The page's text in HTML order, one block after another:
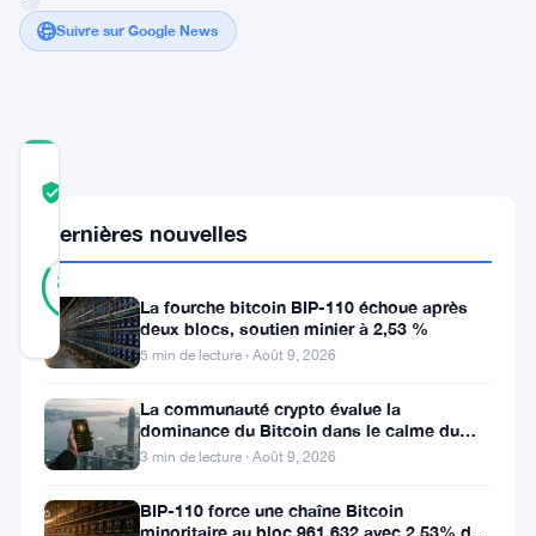
Suivre sur Google News
84
RÉEL
Vérifié
Mis à jour 3 ans il y a
Dans
domaine
Dernières nouvelles
La fourche bitcoin BIP-110 échoue après
deux blocs, soutien minier à 2,53 %
5 min de lecture · Août 9, 2026
La communauté crypto évalue la
dominance du Bitcoin dans le calme du
week-end
3 min de lecture · Août 9, 2026
BIP-110 force une chaîne Bitcoin
minoritaire au bloc 961,632 avec 2,53% de